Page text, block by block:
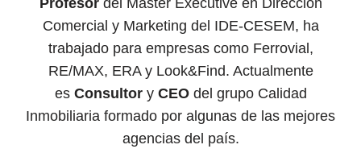
Comercial y Marketing del IDE-CESEM, ha
trabajado para empresas como Ferrovial,
RE/MAX, ERA y Look&Find. Actualmente
es Consultory CEOdel grupo Calidad
Inmobiliaria formado por algunas de las mejores
agencias del país.